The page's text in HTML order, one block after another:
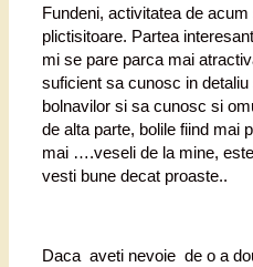
Fundeni, activitatea de
plictisitoare. Partea
mi se pare parca mai
suficient sa cunosc in
bolnavilor si sa cunosc si
de alta parte, bolile fiind mai
mai ….veseli de la mine,
vesti bune decat proaste..
Daca aveti nevoie de o a